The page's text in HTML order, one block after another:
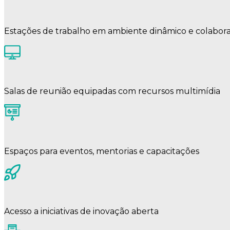
Estações de trabalho em ambiente dinâmico e
Salas de reunião equipadas com recursos multimídia
Espaços para eventos, mentorias e capacitações
Acesso a iniciativas de inovação aberta